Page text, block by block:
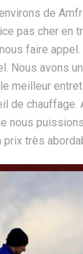
de
pas cher en
faire
Nous avons
meilleur
de
nous
très